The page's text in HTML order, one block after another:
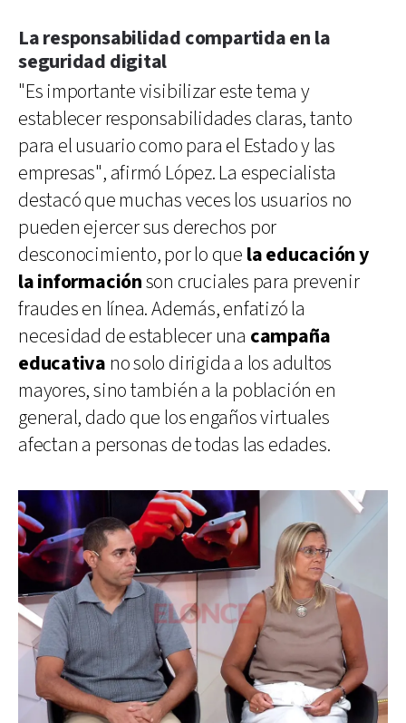
La responsabilidad compartida en la
seguridad digital
"Es importante visibilizar este tema y
establecer responsabilidades claras, tanto
para el usuario como para el Estado y las
empresas", afirmó López. La especialista
destacó que muchas veces los usuarios no
pueden ejercer sus derechos por
desconocimiento, por lo que la educación y
la informaciónson cruciales para prevenir
fraudes en línea. Además, enfatizó la
necesidad de establecer una campaña
educativa no solo dirigida a los adultos
mayores, sino también a la población en
general, dado que los engaños virtuales
afectan a personas de todas las edades.